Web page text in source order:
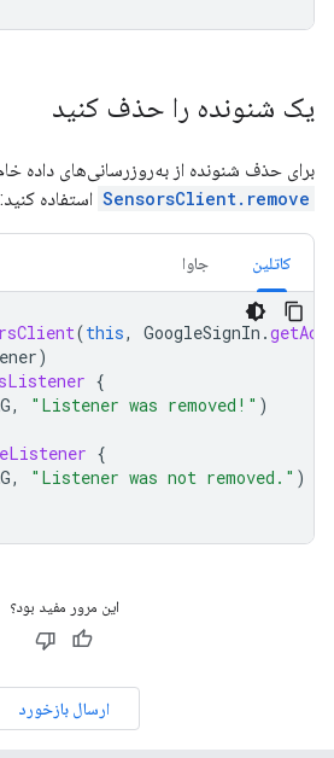
یک شنونده را حذف کنید
برای حذف شنونده از به‌روزرسانی‌های داده
SensorsClient.remove استفاده کنید:
کاتلین جاوا
(this, GoogleSignIn .
)
{
, "Listener was removed!" )
{
, "Listener was not removed." )
این مرور مفید بود؟
ارسال بازخورد